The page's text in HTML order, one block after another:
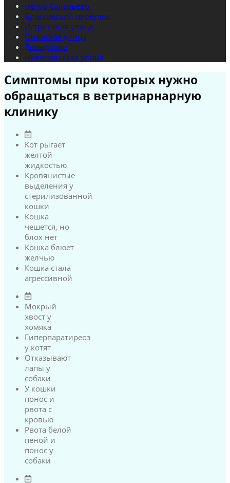
метро Саларьево
Бутиковский переулок
Истринская улица
Онежская улица
Давыдково
Никопольская улица
Симптомы при которых нужно
обращаться в ветринарнарную
клинику
Кот рыгает
желтой
жидкостью
Кровянистые
выделения у
стерилизованной
кошки
Кошка
чешется, но
блох нет
Кошка блюет
желчью
Кошка стала
агрессивной
Мокрый
хвост у
хомяка
Гиперпаратиреоз
у котят
Отказывают
лапы у
собаки
У кошки
понос и
рвота с
кровью
Рвота белой
пеной и
понос у
собаки